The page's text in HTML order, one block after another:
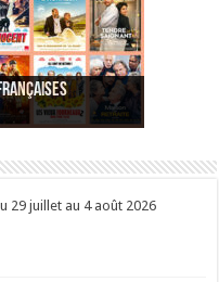
du Père
préféré ?
Jean-Marie Poiré
? ?
29 juillet au 4 août 2026